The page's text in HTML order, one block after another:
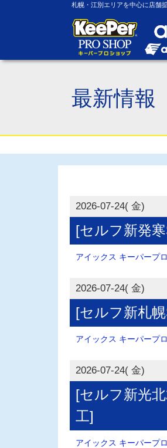
札幌・江別エリアを中心に店舗
最新情報
2026-07-24( 金)
[セルフ新発
アイックス キーパープ
2026-07-24( 金)
[セルフ新札
アイックス キーパープ
2026-07-24( 金)
[セルフ新光
工]
アイックス キーパープ